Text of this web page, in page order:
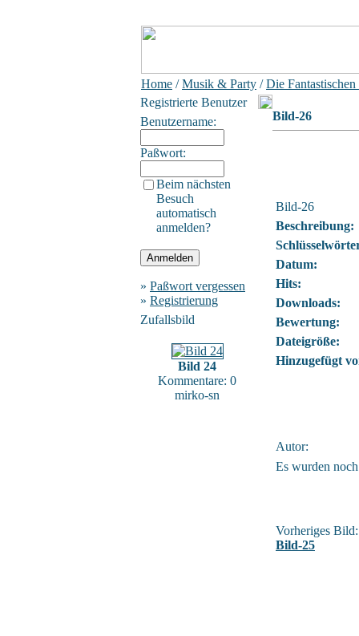
Home /Musik & Party /Die
Registrierte Benutzer
Benutzername:
Paßwort:
Beim nächsten
Besuch
automatisch
anmelden?
» Paßwort vergessen
» Registrierung
Zufallsbild
Bild 24
Kommentare: 0
mirko-sn
Bild-26
Bild-26
Beschreibung:
Datum:
Hits:
Downloads:
Bewertung:
Dateigröße:
Hinzugefügt
Autor:
Es wurden
Vorheriges Bild:
Bild-25